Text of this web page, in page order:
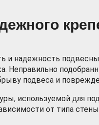
и надежность
Неправильно
подвеса и
используемой для
от типа стены